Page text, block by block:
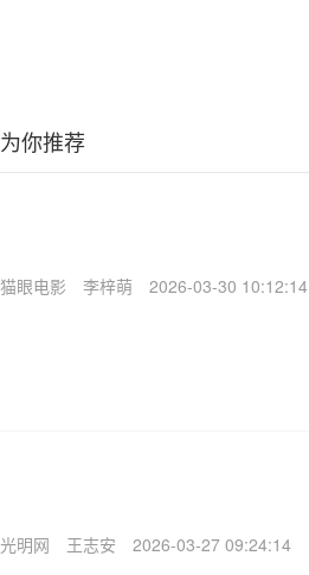
为你推荐
猫眼电影 李梓萌 2026-03-30 10:12:14
光明网 王志安 2026-03-27 09:24:14